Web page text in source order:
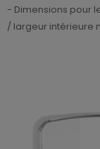
- Dimensions pour
/ largeur intérieure